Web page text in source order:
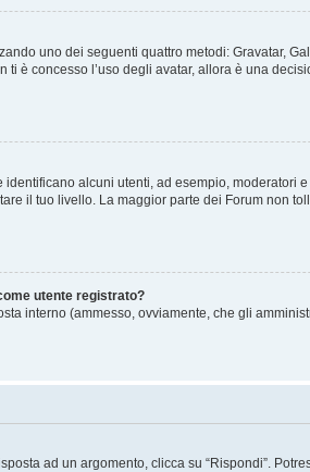
uno dei seguenti quattro metodi: Gravatar,
concesso l’uso degli avatar, allora è una
alcuni utenti, ad esempio, moderatori
il tuo livello. La maggior parte dei Forum non
utente registrato?
interno (ammesso, ovviamente, che gli
ad un argomento, clicca su “Rispondi”.